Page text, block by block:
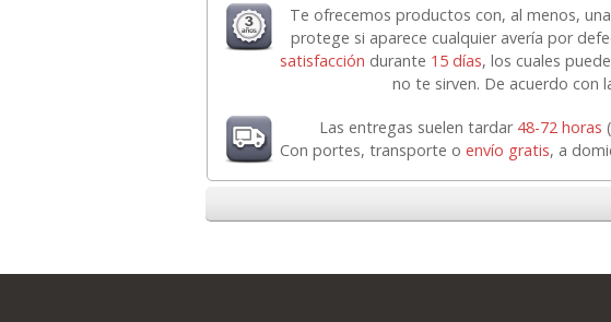
Te ofrecemos productos con, al menos, una
protege si aparece cualquier avería por
satisfacción durante 15 días, los cuales
no te sirven. De acuerdo con
Las entregas suelen tardar 48-72 horas
Con portes, transporte oenvío gratis, a